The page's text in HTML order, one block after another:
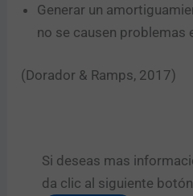
Generar un
no se causen problemas
(Dorador & Ramps, 2017)
Si deseas mas
da clic al siguiente